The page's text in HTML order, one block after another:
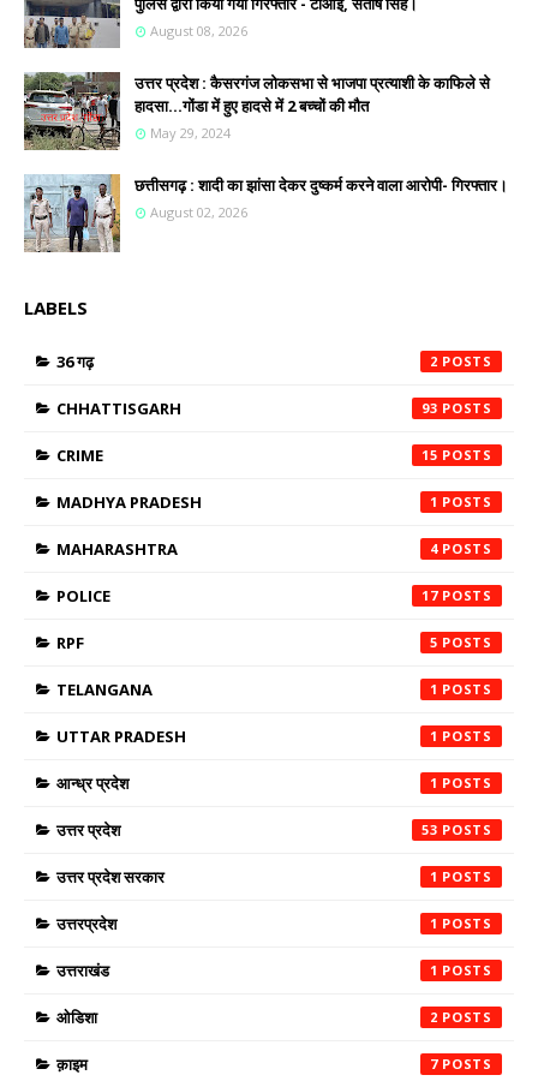
August 08, 2026
उत्तर प्रदेश : कैसरगंज लोकसभा से भाजपा प्रत्याशी के काफिले से
हादसा...गोंडा में हुए हादसे में 2 बच्चों की मौत
May 29, 2024
छत्तीसगढ़ : शादी का झांसा देकर दुष्कर्म करने वाला आरोपी- गिरफ्तार।
August 02, 2026
LABELS
36 गढ़ 2
CHHATTISGARH 93
CRIME 15
MADHYA PRADESH 1
MAHARASHTRA 4
POLICE 17
RPF 5
TELANGANA 1
UTTAR PRADESH 1
आन्ध्र प्रदेश 1
उत्तर प्रदेश 53
उत्तर प्रदेश सरकार 1
उत्तरप्रदेश 1
उत्तराखंड 1
ओडिशा 2
क़ाइम 7